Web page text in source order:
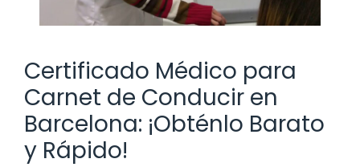
Certificado Médico para
Carnet de Conducir en
Barcelona: ¡Obténlo Barato
y Rápido!